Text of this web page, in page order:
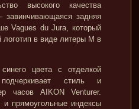
высокого качества
завинчивающаяся задняя
Vagues du Jura, который
логотип в виде литеры М в
цвета с отделкой
стиль и
часов AIKON Venturer.
прямоугольные индексы